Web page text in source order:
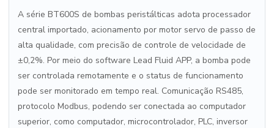
A série BT600S de bombas peristálticas adota processador
central importado, acionamento por motor servo de passo de
alta qualidade, com precisão de controle de velocidade de
±0,2%. Por meio do software Lead Fluid APP, a bomba pode
ser controlada remotamente e o status de funcionamento
pode ser monitorado em tempo real. Comunicação RS485,
protocolo Modbus, podendo ser conectada ao computador
superior, como computador, microcontrolador, PLC, inversor